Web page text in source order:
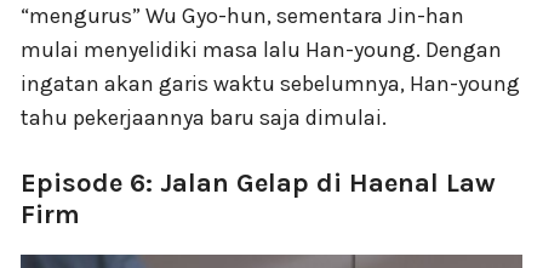
“mengurus” Wu Gyo-hun, sementara Jin-han
mulai menyelidiki masa lalu Han-young. Dengan
ingatan akan garis waktu sebelumnya, Han-young
tahu pekerjaannya baru saja dimulai.
Episode 6: Jalan Gelap di Haenal Law
Firm